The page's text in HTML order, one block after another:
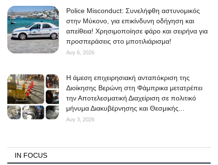
Police Misconduct: Συνελήφθη αστυνομικός
στην Μύκονο, για επικίνδυνη οδήγηση και
απείθεια! Χρησιμοποίησε φάρο και σειρήνα για
προσπεράσεις στο μποτιλιάρισμα!
Αυγ 6, 2026
Η άμεση επιχειρησιακή ανταπόκριση της
Διοίκησης Βερώνη στη Φάμπρικα μετατρέπει
την Αποτελεσματική Διαχείριση σε πολιτικό
μήνυμα Διακυβέρνησης και Θεσμικής...
Αυγ 3, 2026
IN FOCUS